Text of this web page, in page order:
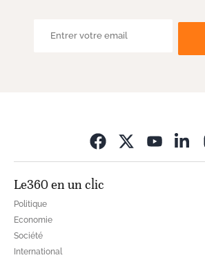
Le360 en un clic
Politique
Economie
Société
International